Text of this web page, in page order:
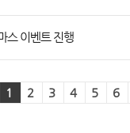
스 이벤트 진행
1 2 3 4 5 6